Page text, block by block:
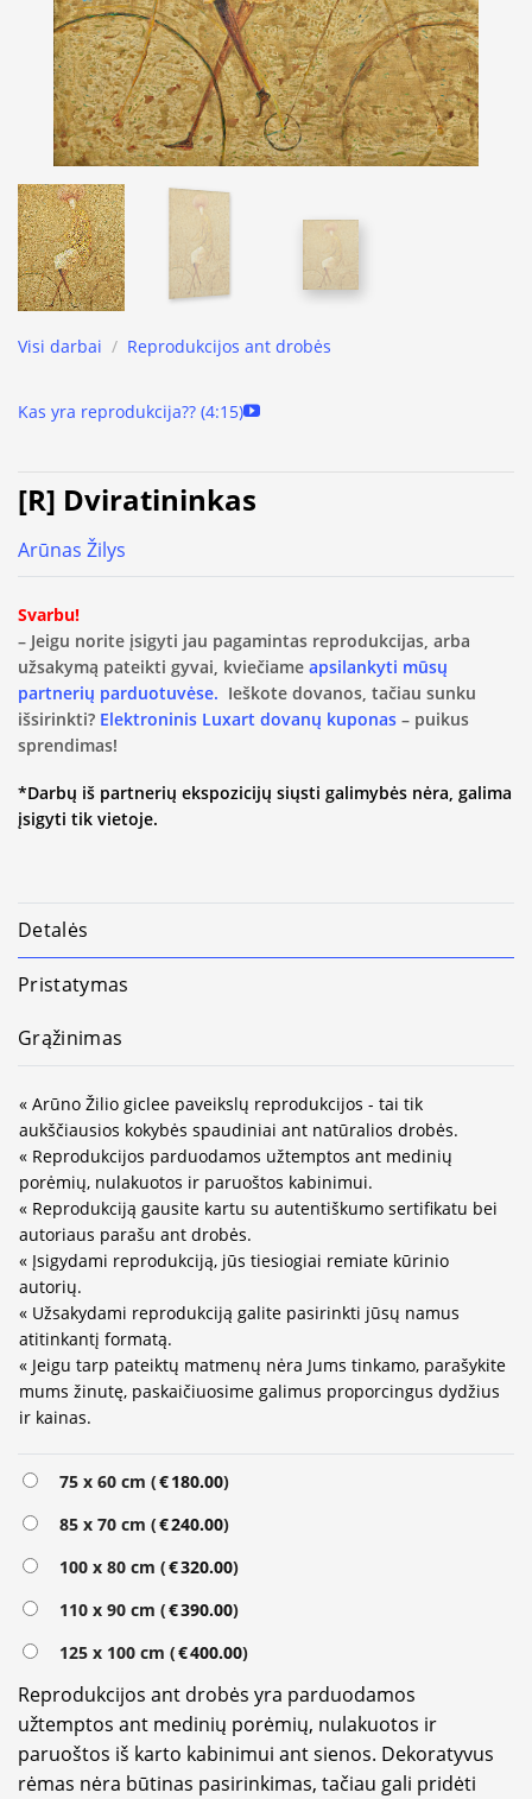
Visi darbai / Reprodukcijos ant drobės
Kas yra reprodukcija?? (4:15)
[R] Dviratininkas
Arūnas Žilys
Svarbu!
– Jeigu norite įsigyti jau pagamintas reprodukcijas, arba
užsakymą pateikti gyvai, kviečiame apsilankyti mūsų
partnerių parduotuvėse. Ieškote dovanos, tačiau sunku
išsirinkti? Elektroninis Luxart dovanų kuponas – puikus
sprendimas!
*Darbų iš partnerių ekspozicijų siųsti galimybės nėra, galima
įsigyti tik vietoje.
Detalės
Pristatymas
Grąžinimas
« Arūno Žilio giclee paveikslų reprodukcijos - tai tik
aukščiausios kokybės spaudiniai ant natūralios drobės.
« Reprodukcijos parduodamos užtemptos ant medinių
porėmių, nulakuotos ir paruoštos kabinimui.
« Reprodukciją gausite kartu su autentiškumo sertifikatu bei
autoriaus parašu ant drobės.
« Įsigydami reprodukciją, jūs tiesiogiai remiate kūrinio
autorių.
« Užsakydami reprodukciją galite pasirinkti jūsų namus
atitinkantį formatą.
« Jeigu tarp pateiktų matmenų nėra Jums tinkamo, parašykite
mums žinutę, paskaičiuosime galimus proporcingus dydžius
ir kainas.
75 x 60 cm (€180.00)
85 x 70 cm (€240.00)
100 x 80 cm (€320.00)
110 x 90 cm (€390.00)
125 x 100 cm (€400.00)
Reprodukcijos ant drobės yra parduodamos
užtemptos ant medinių porėmių, nulakuotos ir
paruoštos iš karto kabinimui ant sienos. Dekoratyvus
rėmas nėra būtinas pasirinkimas, tačiau gali pridėti
Alternative: